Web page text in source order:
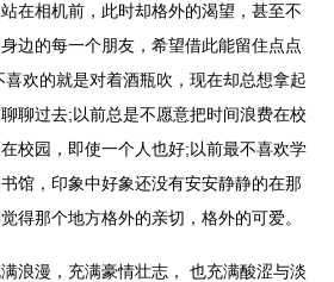
相机前，此时却格外的渴望，甚至不
边的每一个朋友，希望借此能留住点点
欢的就是对着酒瓶吹，现在却总想拿起
聊过去;以前总是不愿意把时间浪费在校
校园，即使一个人也好;以前最不喜欢学
馆，印象中好象还没有安安静静的在那
得那个地方格外的亲切，格外的可爱。
漫，充满豪情壮志， 也充满酸涩与淡